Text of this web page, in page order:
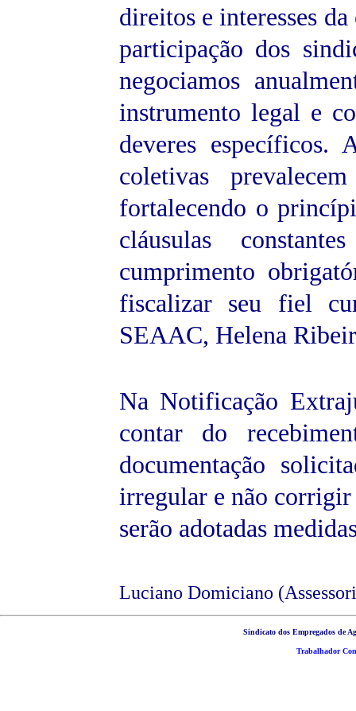
direitos e interesses
participação dos
negociamos
instrumento legal e
deveres específicos.
coletivas
fortalecendo o
cláusulas
cumprimento
fiscalizar seu fiel
SEAAC, Helena
Na Notificação
contar do
documentação
irregular e não corrigir
serão adotadas
Luciano Domiciano
Sindicato dos Empregados de
Trabalhador